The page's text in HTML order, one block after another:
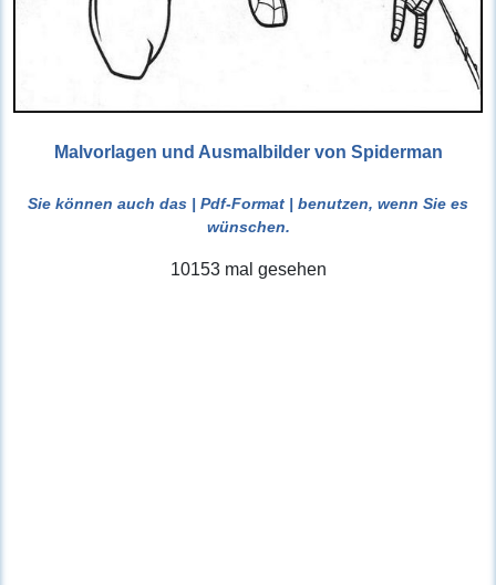
Malvorlagen und Ausmalbilder von Spiderman
Sie können auch das | Pdf-Format | benutzen, wenn Sie es
wünschen.
10153 mal gesehen